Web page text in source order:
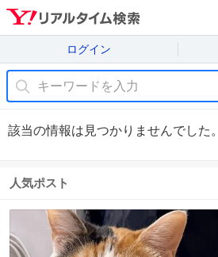
ログイン
該当の情報は見つかりませんでした。
人気ポスト